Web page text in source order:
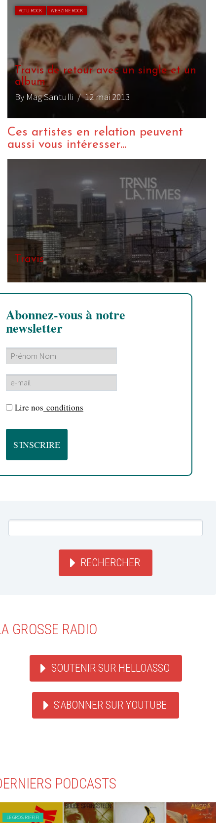
ACTU ROCK WEBZINE ROCK
Travis de retour avec un single et un
album
By Mag Santulli / 12 mai 2013
Ces artistes en relation peuvent
aussi vous intéresser...
Travis
Abonnez-vous à notre
newsletter
Lire nos conditions
RECHERCHER
GROSSE RADIO
SOUTENIR SUR HELLOASSO
S'ABONNER SUR YOUTUBE
PODCASTS
LE GROS RIFFIFI